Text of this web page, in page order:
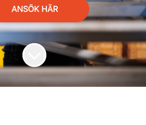
ANSÖK HÄR